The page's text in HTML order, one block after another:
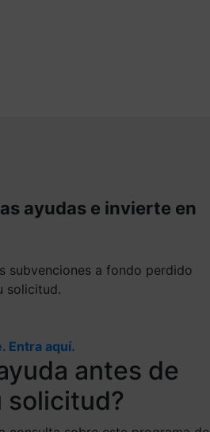
antes de
solicitud?
ayudas e invierte en
subvenciones a fondo perdido
solicitud.
Entra aquí.